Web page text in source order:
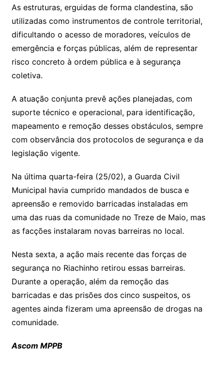
As estruturas, erguidas de forma clandestina, são
utilizadas como instrumentos de controle territorial,
dificultando o acesso de moradores, veículos de
emergência e forças públicas, além de representar
risco concreto à ordem pública e à segurança
coletiva.
A atuação conjunta prevê ações planejadas, com
suporte técnico e operacional, para identificação,
mapeamento e remoção desses obstáculos, sempre
com observância dos protocolos de segurança e da
legislação vigente.
Na última quarta-feira (25/02), a Guarda Civil
Municipal havia cumprido mandados de busca e
apreensão e removido barricadas instaladas em
uma das ruas da comunidade no Treze de Maio, mas
as facções instalaram novas barreiras no local.
Nesta sexta, a ação mais recente das forças de
segurança no Riachinho retirou essas barreiras.
Durante a operação, além da remoção das
barricadas e das prisões dos cinco suspeitos, os
agentes ainda fizeram uma apreensão de drogas na
comunidade.
Ascom MPPB